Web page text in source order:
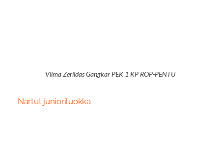
Viima Zeriidas Gangkar PEK 1 KP ROP-PENTU
Nartut junioriluokka